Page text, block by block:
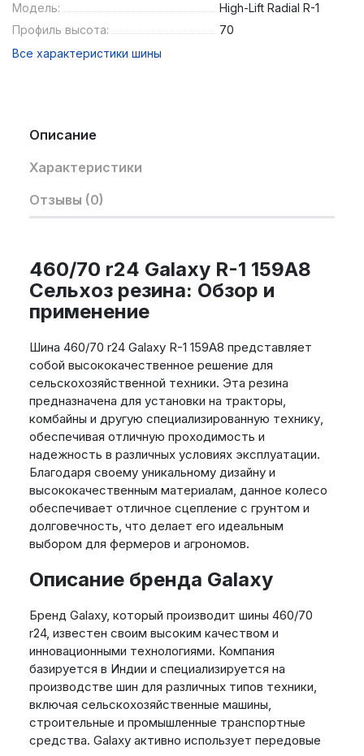
Модель:
High-Lift Radial R-1
Профиль высота:
70
Все характеристики шины
Описание
Характеристики
Отзывы (0)
460/70 r24 Galaxy R-1 159A8
Сельхоз резина: Обзор и
применение
Шина 460/70 r24 Galaxy R-1 159A8 представляет
собой высококачественное решение для
сельскохозяйственной техники. Эта резина
предназначена для установки на тракторы,
комбайны и другую специализированную технику,
обеспечивая отличную проходимость и
надежность в различных условиях эксплуатации.
Благодаря своему уникальному дизайну и
высококачественным материалам, данное колесо
обеспечивает отличное сцепление с грунтом и
долговечность, что делает его идеальным
выбором для фермеров и агрономов.
Описание бренда Galaxy
Бренд Galaxy, который производит шины 460/70
r24, известен своим высоким качеством и
инновационными технологиями. Компания
базируется в Индии и специализируется на
производстве шин для различных типов техники,
включая сельскохозяйственные машины,
строительные и промышленные транспортные
средства. Galaxy активно использует передовые